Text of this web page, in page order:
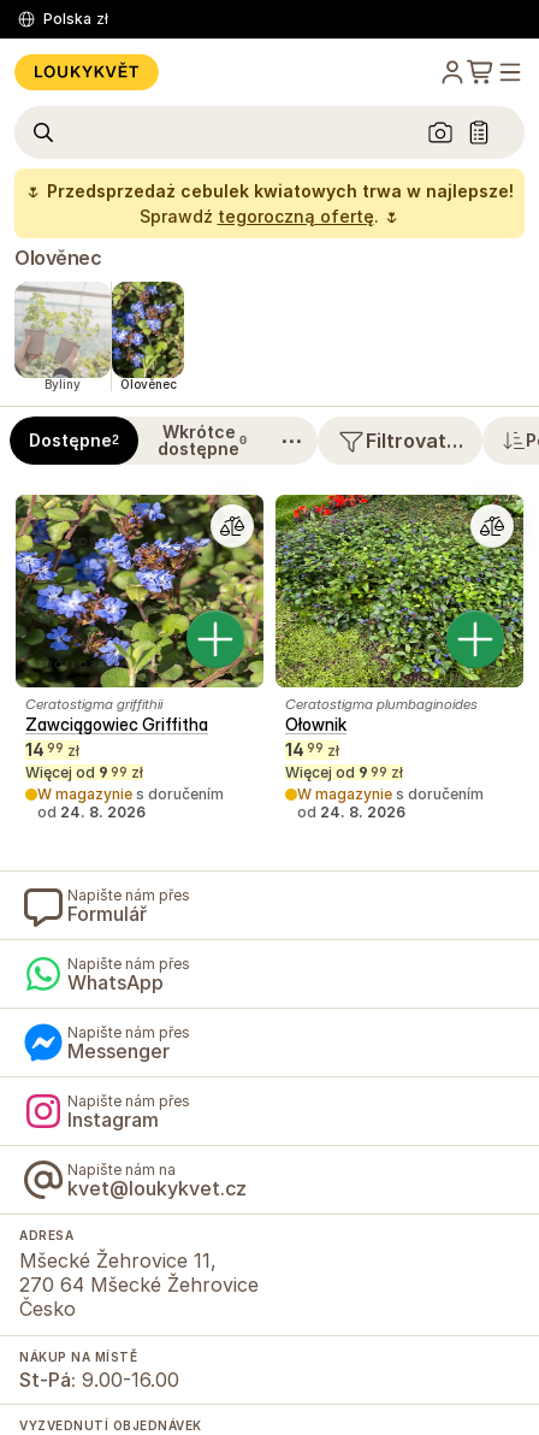
Polska zł
🌷 Przedsprzedaż cebulek kwiatowych trwa w najlepsze!
Sprawdź tegoroczną ofertę. 🌷
Olověnec
Byliny Olověnec
Dostępne2
Wkrótce
dostępne0 ⋯ Filtrovat…
Ceratostigma griffithii
Zawciągowiec Griffitha
14 99 zł
Więcej od 9 99 zł
W magazynie s doručením
od 24. 8. 2026
Ceratostigma plumbaginoides
Ołownik
14 99 zł
Więcej od 9 99 zł
W magazynie s doručením
od 24. 8. 2026
Napište nám přes
Formulář
Napište nám přes
WhatsApp
Napište nám přes
Messenger
Napište nám přes
Instagram
Napište nám na
kvet@loukykvet.cz
ADRESA
Mšecké Žehrovice 11,
270 64 Mšecké Žehrovice
Česko
NÁKUP NA MÍSTĚ
St-Pá: 9.00-16.00
VYZVEDNUTÍ OBJEDNÁVEK